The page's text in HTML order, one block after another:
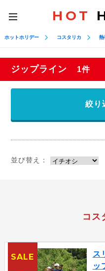
toggle
navigation
HOT
ホットホリデー コスタリカ 熱
ジップライン 1件
絞り
並び替え：
コス
ス
ッ
SALE